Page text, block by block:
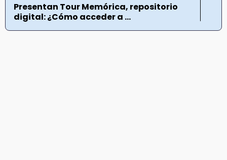
Presentan Tour Memórica, repositorio
digital: ¿Cómo acceder a ...